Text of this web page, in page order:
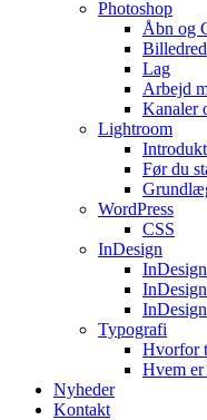
Photoshop
Åbn og
Lag
Arbejd
Kanaler
Lightroom
Før du
WordPress
CSS
InDesign
Typografi
Hvorfor
Hvem
Nyheder
Kontakt